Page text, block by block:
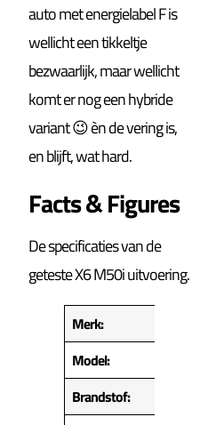
auto met energielabel F is
wellicht een tikkeltje
bezwaarlijk, maar wellicht
komt er nog een hybride
variant 😉 èn de vering is,
en blijft, wat hard.
Facts & Figures
De specificaties van de
geteste X6 M50i uitvoering.
Merk:
Model:
Brandstof: